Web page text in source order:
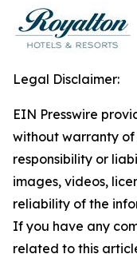
Legal Disclaimer:
EIN Presswire
without warranty of
responsibility or
images, videos,
reliability of the
If you have any
related to this